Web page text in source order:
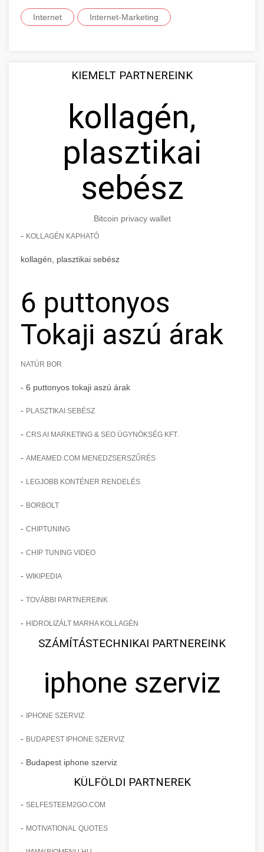
Internet Internet-Marketing
KIEMELT PARTNEREINK
kollagén,
plasztikai
sebész
Bitcoin privacy wallet
- KOLLAGÉN KAPHATÓ
kollagén, plasztikai sebész
6 puttonyos
Tokaji aszú árak
NATÚR BOR
- 6 puttonyos tokaji aszú árak
- PLASZTIKAI SEBÉSZ
- CRS AI MARKETING & SEO ÜGYNÖKSÉG KFT.
- AMEAMED.COM MENEDZSERSZŰRÉS
- LEGJOBB KONTÉNER RENDELÉS
- BORBOLT
- CHIPTUNING
- CHIP TUNING VIDEO
- WIKIPEDIA
- TOVÁBBI PARTNEREINK
- HIDROLIZÁLT MARHA KOLLAGÉN
SZÁMÍTÁSTECHNIKAI PARTNEREINK
iphone szerviz
- IPHONE SZERVIZ
- BUDAPEST IPHONE SZERVIZ
- Budapest iphone szerviz
KÜLFÖLDI PARTNEREK
- SELFESTEEM2GO.COM
- MOTIVATIONAL QUOTES